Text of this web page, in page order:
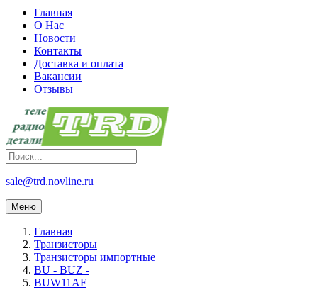
Главная
О Нас
Новости
Контакты
Доставка и оплата
Вакансии
Отзывы
sale@trd.novline.ru
Меню
Главная
Транзисторы
Транзисторы импортные
BU - BUZ -
BUW11AF